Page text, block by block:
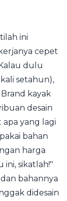
ini
cepet
dulu
setahun),
kayak
desain
yang lagi
bahan
harga
ini, sikatlah!"
bahannya
didesain